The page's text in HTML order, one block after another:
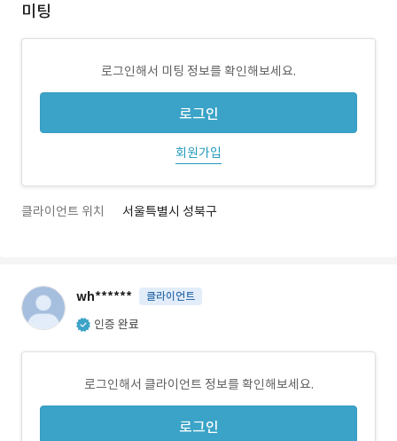
미팅
로그인해서 미팅 정보를 확인해보세요.
로그인
회원가입
클라이언트 위치 서울특별시 성북구
wh****** 클라이언트
인증 완료
로그인해서 클라이언트 정보를 확인해보세요.
로그인